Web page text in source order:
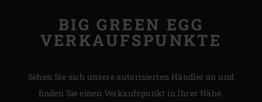
BIG GREEN EGG
VERKAUFSPUNKTE
Sehen Sie sich unsere autorisierten Händler an und
finden Sie einen Verkaufspunkt in Ihrer Nähe.